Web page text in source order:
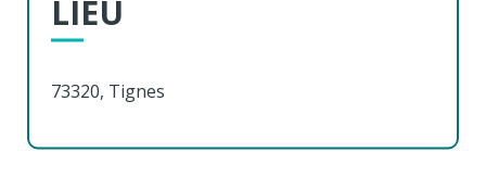
LIEU
73320, Tignes